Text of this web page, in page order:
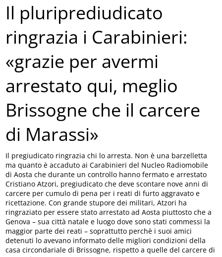
Il pluriprediudicato
ringrazia i Carabinieri:
«grazie per avermi
arrestato qui, meglio
Brissogne che il carcere
di Marassi»
Il pregiudicato ringrazia chi lo arresta. Non è una barzelletta
ma quanto è accaduto ai Carabinieri del Nucleo Radiomobile
di Aosta che durante un controllo hanno fermato e arrestato
Cristiano Atzori, pregiudicato che deve scontare nove anni di
carcere per cumulo di pena per i reati di furto aggravato e
ricettazione. Con grande stupore dei militari, Atzori ha
ringraziato per essere stato arrestato ad Aosta piuttosto che a
Genova – sua città natale e luogo dove sono stati commessi la
maggior parte dei reati – soprattutto perchè i suoi amici
detenuti lo avevano informato delle migliori condizioni della
casa circondariale di Brissogne, rispetto a quelle del carcere di